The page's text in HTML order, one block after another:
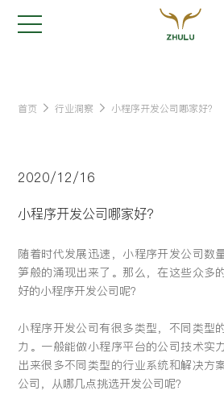
首页 行业洞察 小程序开发公司哪家好？
2020/12/16
小程序开发公司哪家好？
随着时代发展迅速，小程序开发公司数
笋般的涌现出来了。那么，在这些众多
好的小程序开发公司呢？
小程序开发公司有很多类型，不同类型
力。一般能做小程序平台的公司技术实
出来很多不同类型的行业系统和解决方
公司，从哪几点挑选开发公司呢？
是我们最重要的工作之一...
公司名称:*
联系方式: *
您的需求:
留言: